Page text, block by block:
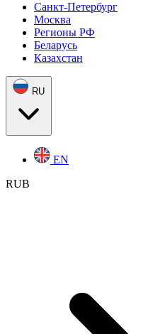
Санкт-Петербург
Москва
Регионы РФ
Беларусь
Казахстан
RU
EN
RUB